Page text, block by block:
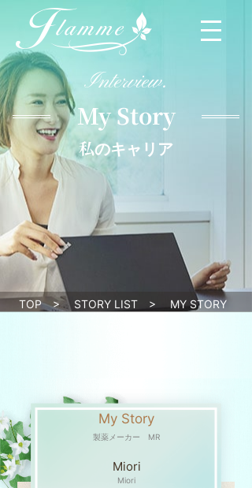
Interview.
My Story
私のキャリア
TOP> STORY LIST > MY STORY
My Story
製薬メーカー MR
Miori
Miori